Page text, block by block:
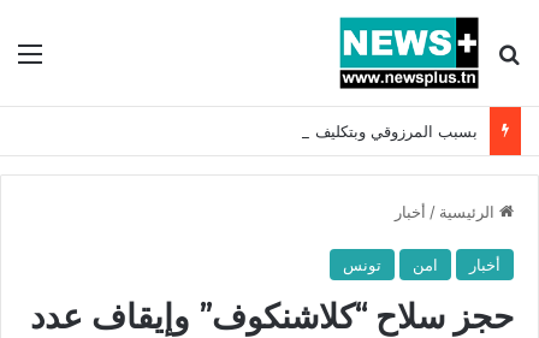
بحث عن
الرئيسية / أخبار
أخبار امن تونس
حجز سلاح “كلاشنكوف” وإيقاف عدد